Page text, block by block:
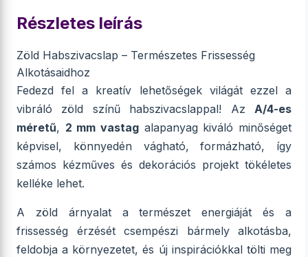
Részletes leírás
Zöld Habszivacslap – Természetes Frissesség
Alkotásaidhoz
Fedezd fel a kreatív lehetőségek világát ezzel a
vibráló zöld színű habszivacslappal! Az A/4-es
méretű, 2 mm vastag alapanyag kiváló minőséget
képvisel, könnyedén vágható, formázható, így
számos kézműves és dekorációs projekt tökéletes
kelléke lehet.
A zöld árnyalat a természet energiáját és a
frissesség érzését csempészi bármely alkotásba,
feldobja a környezetet, és új inspirációkkal tölti meg